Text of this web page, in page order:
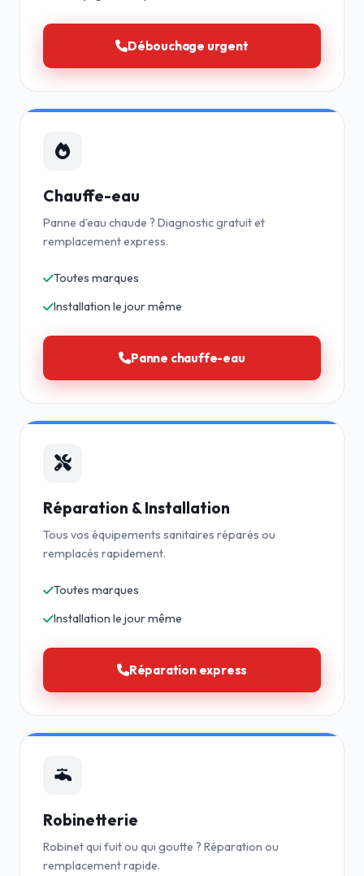
Débouchage urgent
Chauffe-eau
Panne d'eau chaude ? Diagnostic gratuit et
remplacement express.
Toutes marques
Installation le jour même
Panne chauffe-eau
Réparation & Installation
Tous vos équipements sanitaires réparés ou
remplacés rapidement.
Toutes marques
Installation le jour même
Réparation express
Robinetterie
Robinet qui fuit ou qui goutte ? Réparation ou
remplacement rapide.